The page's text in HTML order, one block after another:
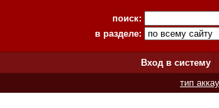
поиск:
в разделе:
Вход в систему
тип